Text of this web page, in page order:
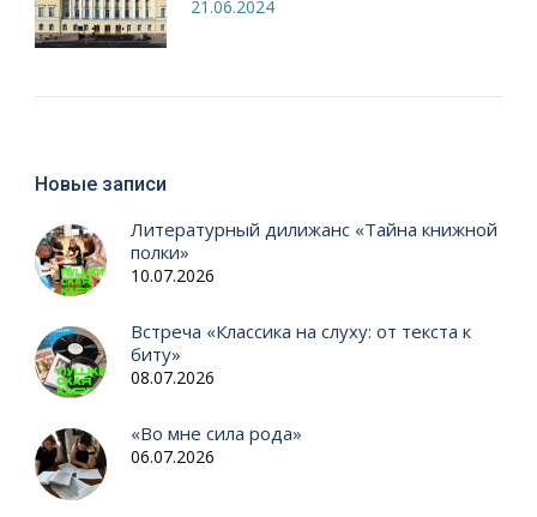
21.06.2024
Новые записи
Литературный дилижанс «Тайна книжной
полки»
10.07.2026
Встреча «Классика на слуху: от текста к
биту»
08.07.2026
«Во мне сила рода»
06.07.2026